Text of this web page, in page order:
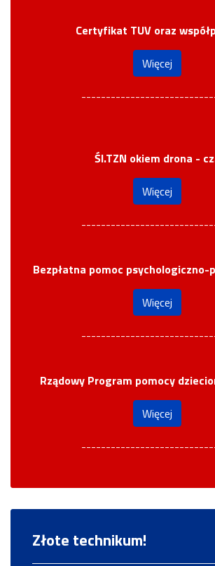
Certyfikat TUV oraz
Więcej
Śl.TZN okiem drona -
Więcej
Bezpłatna pomoc psychologiczno-
Więcej
Rządowy Program pomocy
Więcej
Złote technikum!